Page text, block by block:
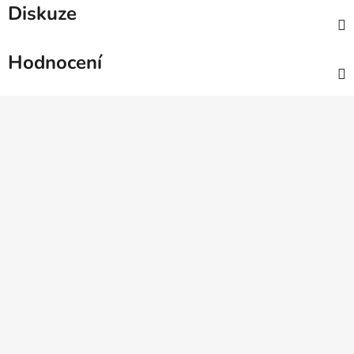
Diskuze
Hodnocení